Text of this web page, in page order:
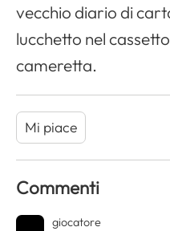
vecchio diario di
lucchetto nel
cameretta.
Mi piace
Commenti
giocatore